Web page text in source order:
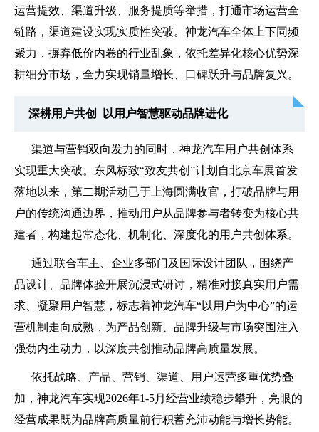
运营提效、渠道升级、服务提质等举措，打通市场运营全
链路，渠道建设实现实质性突破。神龙汽车全体上下同频
聚力，摒弃低价内卷的行业乱象，依托差异化核心优势深
耕细分市场，全力实现销量增长、口碑跃升与品牌复兴。
深耕用户共创 以用户智慧驱动品牌进化
渠道与营销双向发力的同时，神龙汽车用户共创体系
实现重大突破。东风标致“致友共创”计划自北京车展首发
落地以来，第二期活动已于上海圆满收官，打破品牌与用
户的传统沟通边界，推动用户从品牌参与者转变为核心共
建者，构建起常态化、机制化、深度化的用户共创体系。
通过联合车主、企业多部门及国际设计团队，围绕产
品设计、品牌体验开展沉浸式研讨，精准对接真实用户需
求、凝聚用户智慧，标志着神龙汽车“以用户为中心”的运
营机制走向成熟，为产品创新、品牌升级与市场突围注入
强劲内生动力，以深度共创推动品牌高质量发展。
依托战略、产品、营销、渠道、用户运营多重优势叠
加，神龙汽车实现2026年1-5月经营业绩稳步攀升，亮眼的
经营成果既为品牌高质量前行积蓄充沛动能与增长势能。